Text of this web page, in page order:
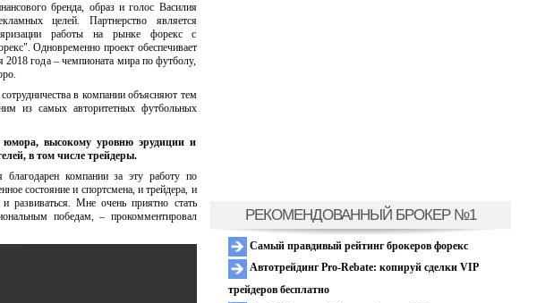
бренда, образ и голос Василия
целей. Партнерство является
работы на рынке форекс с
Одновременно проект обеспечивает
2018 года – чемпионата мира по футболу,
в компании объясняют тем
из самых авторитетных футбольных
юмора, высокому уровню эрудиции и
в том числе трейдеры.
компании за эту работу по
состояние и спортсмена, и трейдера, и
развиваться. Мне очень приятно стать
победам, – прокомментировал
РЕКОМЕНДОВАННЫЙ БРОКЕР №1
Самый правдивый рейтинг брокеров форекс
Автотрейдинг Pro-Rebate: копируй сделки VIP
трейдеров бесплатно